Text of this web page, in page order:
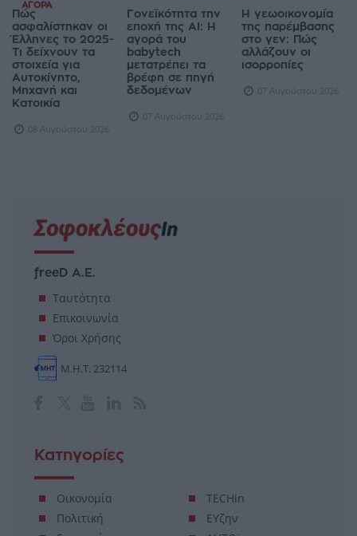
ΑΓΟΡΆ
Πώς
ασφαλίστηκαν οι
Έλληνες το 2025-
Τι δείχνουν τα
στοιχεία για
Αυτοκίνητο,
Μηχανή και
Κατοικία
08 Αυγούστου 2026
Γονεϊκότητα την
εποχή της AI: Η
αγορά του
babytech
μετατρέπει τα
βρέφη σε πηγή
δεδομένων
07 Αυγούστου 2026
Η γεωοικονομία
της παρέμβασης
στο γεν: Πώς
αλλάζουν οι
ισορροπίες
07 Αυγούστου 2026
freeD Α.Ε.
Ταυτότητα
Επικοινωνία
Όροι Χρήσης
Μ.Η.Τ. 232114
Κατηγορίες
Οικονομία
Πολιτική
TECHin
ΕΥζην